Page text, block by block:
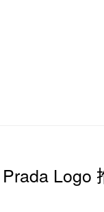
Logo